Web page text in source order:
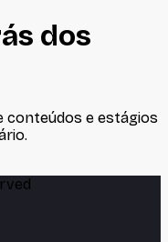
dos
conteúdos e estágios